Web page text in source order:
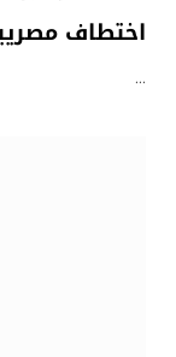
اختطاف
…